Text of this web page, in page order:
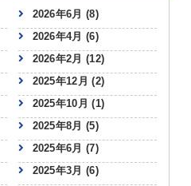
2026年6月 (8)
2026年4月 (6)
2026年2月 (12)
2025年12月 (2)
2025年10月 (1)
2025年8月 (5)
2025年6月 (7)
2025年3月 (6)